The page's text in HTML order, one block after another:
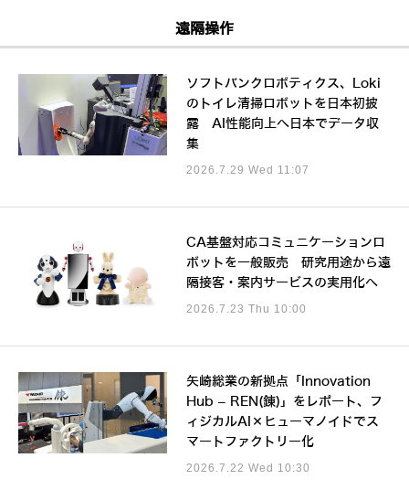
遠隔操作
ソフトバンクロボティクス、Loki
のトイレ清掃ロボットを日本初披
露 AI性能向上へ日本でデータ収
集
2026.7.29 Wed 11:07
CA基盤対応コミュニケーションロ
ボットを一般販売 研究用途から遠
隔接客・案内サービスの実用化へ
2026.7.23 Thu 10:00
矢崎総業の新拠点「Innovation
Hub – REN(錬)」をレポート、フ
ィジカルAI×ヒューマノイドでス
マートファクトリー化
2026.7.22 Wed 10:30